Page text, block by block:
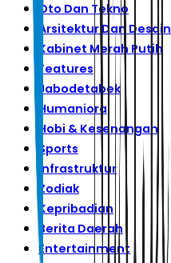
Oto Dan Tekno
Arsitektur Dan Desain
Kabinet Merah Putih
Features
Jabodetabek
Humaniora
Hobi & Kesenangan
Sports
Infrastruktur
Zodiak
Kepribadian
Berita Daerah
Entertainment